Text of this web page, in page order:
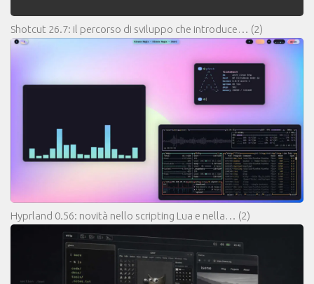
Shotcut 26.7: il percorso di sviluppo che introduce… (2)
Hyprland 0.56: novità nello scripting Lua e nella… (2)